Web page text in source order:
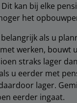
kan bij elke
het
als u
werken, bouwt
straks lager
u eerder met
lager.
eerder ingaat.